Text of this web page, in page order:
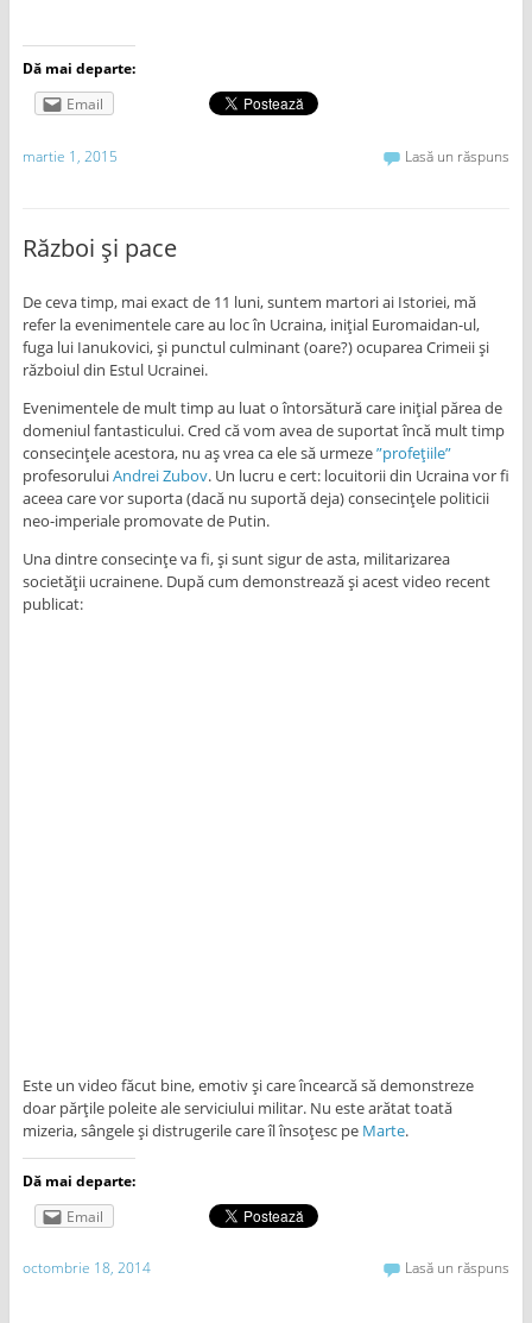
Dă mai departe:
Email
martie 1, 2015 Lasă un răspuns
Război și pace
De ceva timp, mai exact de 11 luni, suntem martori ai Istoriei, mă
refer la evenimentele care au loc în Ucraina, inițial Euromaidan-ul,
fuga lui Ianukovici, și punctul culminant (oare?) ocuparea Crimeii și
războiul din Estul Ucrainei.
Evenimentele de mult timp au luat o întorsătură care inițial părea de
domeniul fantasticului. Cred că vom avea de suportat încă mult timp
consecințele acestora, nu aș vrea ca ele să urmeze”profețiile”
profesoruluiAndrei Zubov. Un lucru e cert: locuitorii din Ucraina vor fi
aceea care vor suporta (dacă nu suportă deja) consecințele politicii
neo-imperiale promovate de Putin.
Una dintre consecințe va fi, și sunt sigur de asta, militarizarea
societății ucrainene. După cum demonstrează și acest video recent
publicat:
Este un video făcut bine, emotiv și care încearcă să demonstreze
doar părțile poleite ale serviciului militar. Nu este arătat toată
mizeria, sângele și distrugerile care îl însoțesc pe Marte.
Dă mai departe:
Email
octombrie 18, 2014 Lasă un răspuns